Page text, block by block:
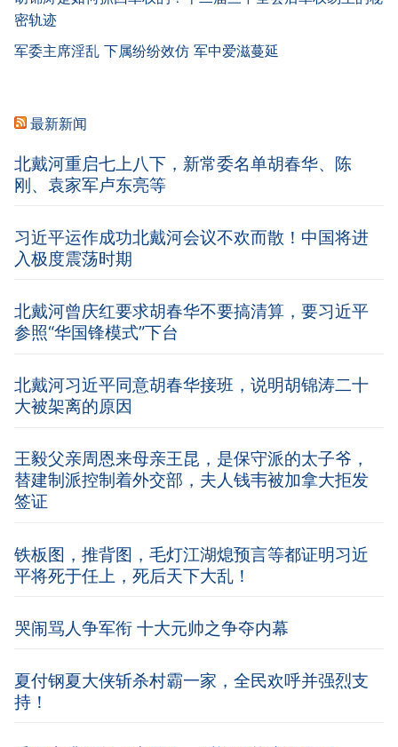
密轨迹
军委主席淫乱 下属纷纷效仿 军中爱滋蔓延
最新新闻
北戴河重启七上八下，新常委名单胡春华、陈
刚、袁家军卢东亮等
习近平运作成功北戴河会议不欢而散！中国将进
入极度震荡时期
北戴河曾庆红要求胡春华不要搞清算，要习近平
参照“华国锋模式”下台
北戴河习近平同意胡春华接班，说明胡锦涛二十
大被架离的原因
王毅父亲周恩来母亲王昆，是保守派的太子爷，
替建制派控制着外交部，夫人钱韦被加拿大拒发
签证
铁板图，推背图，毛灯江湖熄预言等都证明习近
平将死于任上，死后天下大乱！
哭闹骂人争军衔 十大元帅之争夺内幕
夏付钢夏大侠斩杀村霸一家，全民欢呼并强烈支
持！